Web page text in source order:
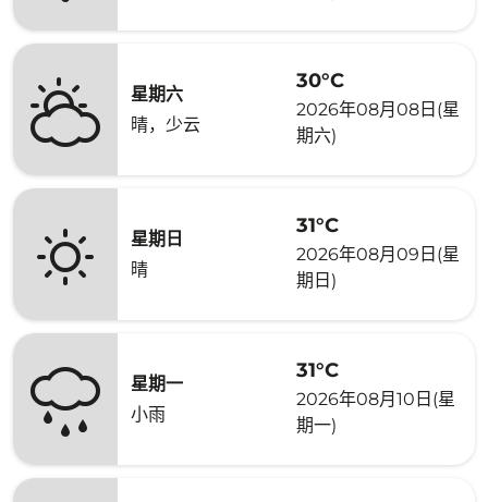
星期六
晴，少云
30°C
2026年08月08日(星
期六)
星期日
晴
31°C
2026年08月09日(星
期日)
星期一
小雨
31°C
2026年08月10日(星
期一)